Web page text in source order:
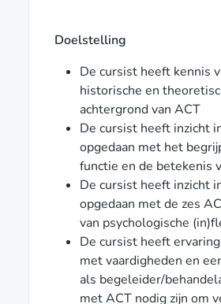
Doelstelling
De cursist heeft kennis
historische en
achtergrond van ACT
De cursist heeft inzicht
opgedaan met het
functie en de betekenis
De cursist heeft inzicht
opgedaan met de zes
van psychologische
De cursist heeft
met vaardigheden en
als begeleider/
met ACT nodig zijn om